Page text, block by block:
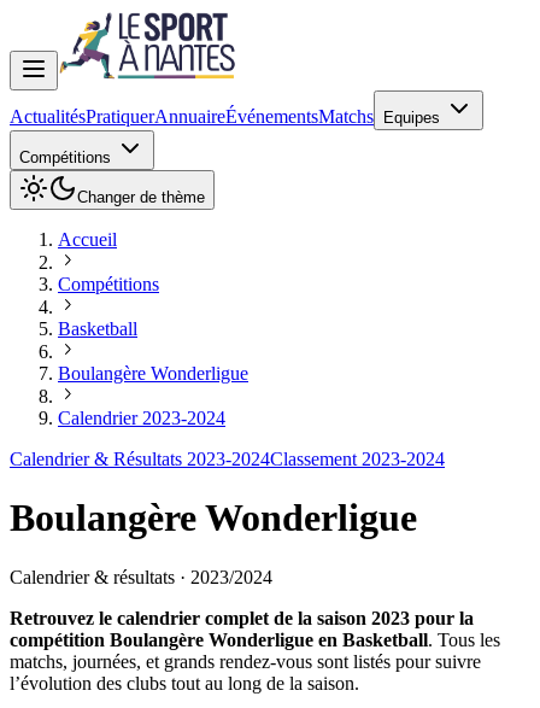
ActualitésPratiquerAnnuaireÉvénementsMatchs Equipes
Compétitions
Changer de thème
Accueil
Compétitions
Basketball
Boulangère Wonderligue
Calendrier 2023-2024
Calendrier & Résultats 2023-2024Classement 2023-2024
Boulangère Wonderligue
Calendrier & résultats · 2023/2024
Retrouvez le calendrier complet de la saison 2023 pour la
compétition Boulangère Wonderligue en Basketball. Tous les
matchs, journées, et grands rendez-vous sont listés pour suivre
l’évolution des clubs tout au long de la saison.